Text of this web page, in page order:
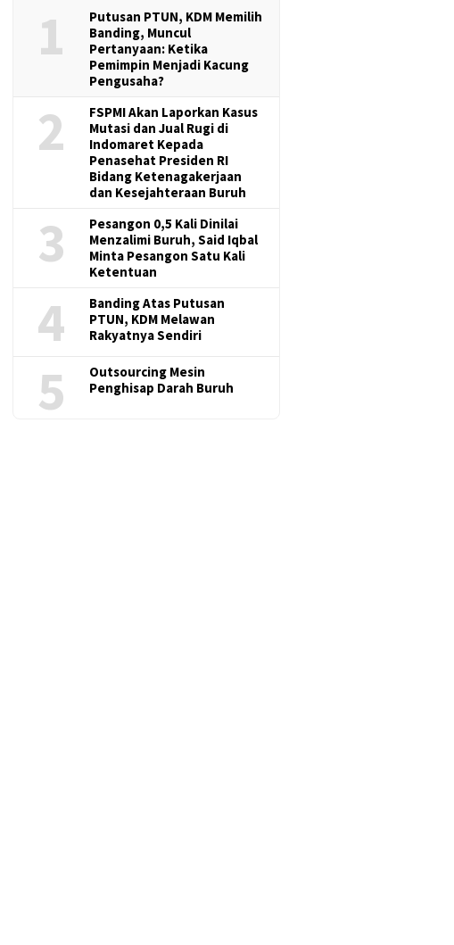
1
Putusan PTUN, KDM Memilih
Banding, Muncul
Pertanyaan: Ketika
Pemimpin Menjadi Kacung
Pengusaha?
2
FSPMI Akan Laporkan Kasus
Mutasi dan Jual Rugi di
Indomaret Kepada
Penasehat Presiden RI
Bidang Ketenagakerjaan
dan Kesejahteraan Buruh
3
Pesangon 0,5 Kali Dinilai
Menzalimi Buruh, Said Iqbal
Minta Pesangon Satu Kali
Ketentuan
4
Banding Atas Putusan
PTUN, KDM Melawan
Rakyatnya Sendiri
5
Outsourcing Mesin
Penghisap Darah Buruh